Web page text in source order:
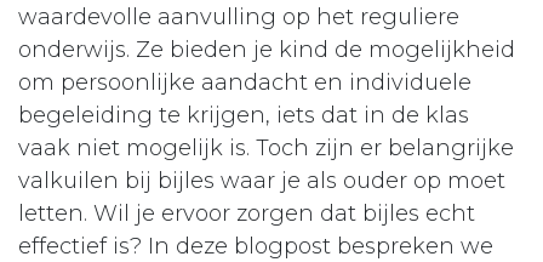
waardevolle aanvulling op het reguliere
onderwijs. Ze bieden je kind de mogelijkheid
om persoonlijke aandacht en individuele
begeleiding te krijgen, iets dat in de klas
vaak niet mogelijk is. Toch zijn er belangrijke
valkuilen bij bijles waar je als ouder op moet
letten. Wil je ervoor zorgen dat bijles echt
effectief is? In deze blogpost bespreken we